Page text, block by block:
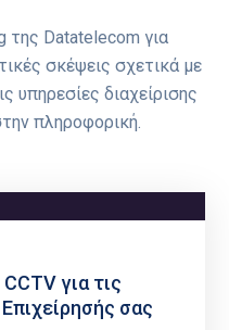
της Datatelecom για
σκέψεις σχετικά με
υπηρεσίες διαχείρισης
πληροφορική.
για τις
σας